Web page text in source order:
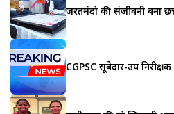
जरूरतमंदो की संजीवनी बना
CGPSC सूबेदार-उप निरीक्षक